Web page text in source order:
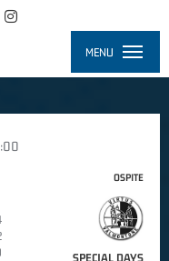
MENU
OSPITE
SPECIAL DAYS